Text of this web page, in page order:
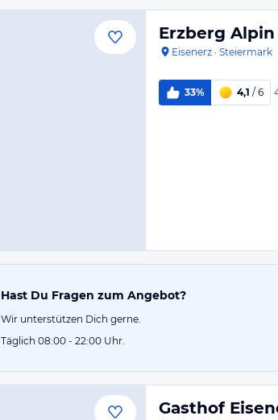
Erzberg Alpin
Eisenerz · Steiermark
33% 4,1 / 6
Hast Du Fragen zum Angebot?
Wir unterstützen Dich gerne.
Täglich 08:00 - 22:00 Uhr.
Gasthof